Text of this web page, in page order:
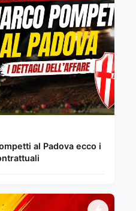
al Padova ecco i